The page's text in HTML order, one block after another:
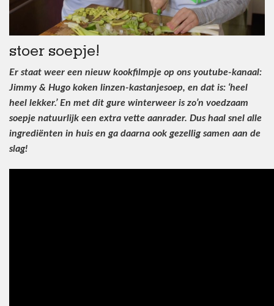
stoer soepje!
Er staat weer een nieuw kookfilmpje op ons youtube-kanaal:
Jimmy & Hugo koken linzen-kastanjesoep, en dat is: ‘heel
heel lekker.’ En met dit gure winterweer is zo’n voedzaam
soepje natuurlijk een extra vette aanrader. Dus haal snel alle
ingrediënten in huis en ga daarna ook gezellig samen aan de
slag!